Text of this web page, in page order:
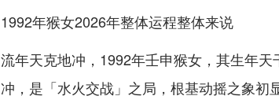
1992年猴女2026年整体运程整体来说
流年天克地冲，1992年壬申猴女，其生年
冲，是「水火交战」之局，根基动摇之象初显